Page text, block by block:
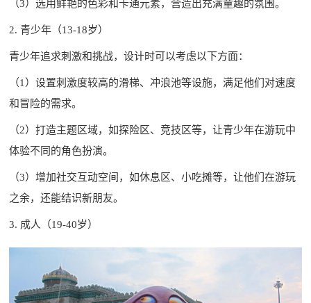
（3）选用鲜艳的色彩和卡通元素，营造出充满童趣的氛围。
2. 青少年（13-18岁）
青少年追求刺激和挑战，设计时可以考虑以下方面：
（1）设置刺激度较高的滑梯、冲浪池等设施，满足他们对速度
和冒险的需求。
（2）打造主题区域，如探险区、竞技区等，让青少年在游玩中
体验不同的角色扮演。
（3）增加社交互动空间，如休息区、小吃摊等，让他们在游玩
之余，还能结识新朋友。
3. 成人（19-40岁）